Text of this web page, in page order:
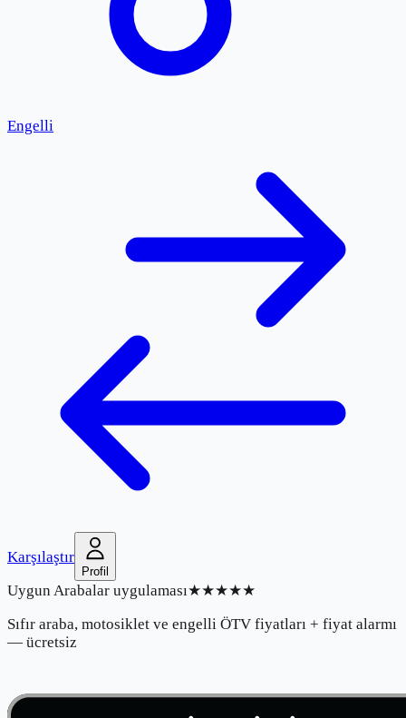
Engelli
Karşılaştır
Profil
Uygun Arabalar uygulaması★★★★★
Sıfır araba, motosiklet ve engelli ÖTV fiyatları + fiyat alarmı
— ücretsiz